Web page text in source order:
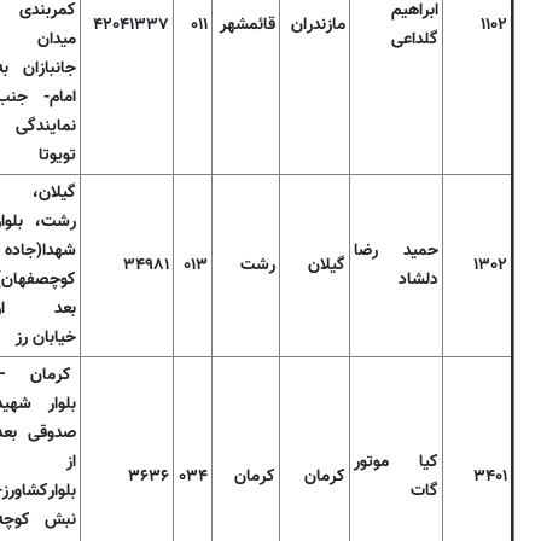
۱۱۰۲
ابراهیم
گلداعی
مازندران قائمشهر ۰۱۱ ۴۲۰۴۱۳۳۷
کمربندی
میدان
جانبازان
امام-
نمایندگی
تویوتا
۱۳۰۲
حمید رضا
دلشاد
گیلان رشت ۰۱۳ ۳۴۹۸۱
گیلان،
رشت،
شهدا(جاده
بعد
خیابان رز
۳۴۰۱
کیا موتور
گات
کرمان کرمان ۰۳۴ ۳۶۳۶
کرمان
بلوار
صدوقی
از
نبش